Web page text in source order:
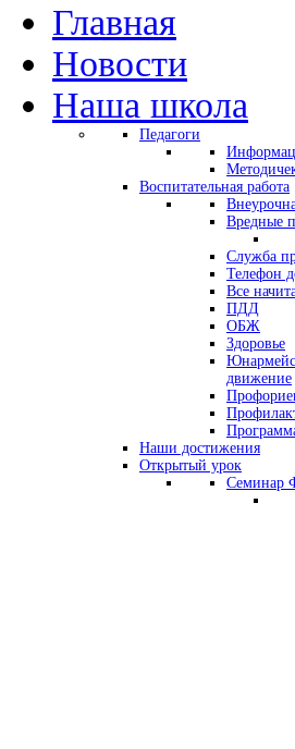
Главная
Новости
Наша школа
Педагоги
Воспитательная работа
Вредные
Служба
Телефон
Все
ПДД
ОБЖ
Здоровье
движение
Наши достижения
Открытый урок